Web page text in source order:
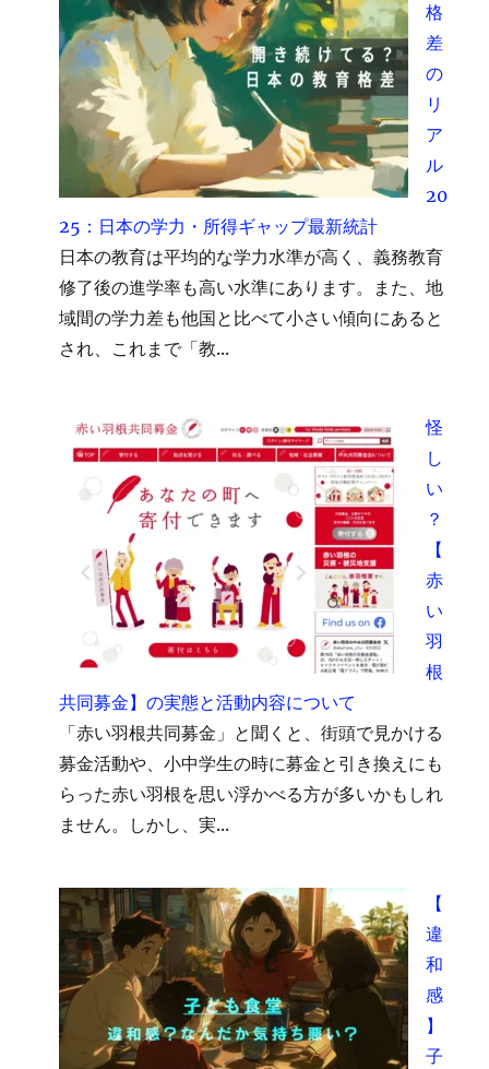
格
差
の
リ
ア
ル
20
25：日本の学力・所得ギャップ最新統計
日本の教育は平均的な学力水準が高く、義務教育
修了後の進学率も高い水準にあります。また、地
域間の学力差も他国と比べて小さい傾向にあると
され、これまで「教...
怪
し
い
？
【
赤
い
羽
根
共同募金】の実態と活動内容について
「赤い羽根共同募金」と聞くと、街頭で見かける
募金活動や、小中学生の時に募金と引き換えにも
らった赤い羽根を思い浮かべる方が多いかもしれ
ません。しかし、実...
【
違
和
感
】
子